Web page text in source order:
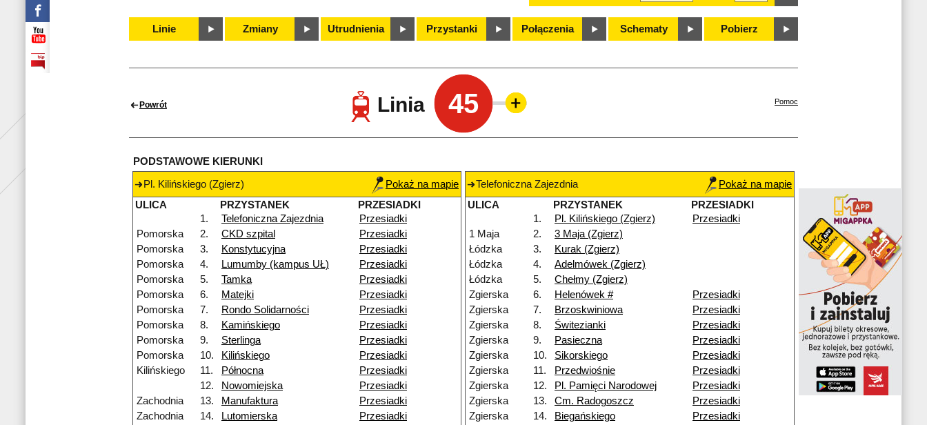
Linie Zmiany Utrudnienia Przystanki Połączenia Schematy Pobierz
Powrót Linia 45 Pomoc
PODSTAWOWE KIERUNKI
Pl. Kilińskiego (Zgierz)
Pokaż na mapie
ULICA
PRZYSTANEK
PRZESIADKI
1.
Telefoniczna Zajezdnia
Przesiadki
Pomorska
2. CKD szpital
Przesiadki
Pomorska
3. Konstytucyjna
Przesiadki
Pomorska
4. Lumumby (kampus UŁ)
Przesiadki
Pomorska
5. Tamka
Przesiadki
Pomorska
6. Matejki
Przesiadki
Pomorska
7. Rondo Solidarności
Przesiadki
Pomorska
8. Kamińskiego
Przesiadki
Pomorska
9. Sterlinga
Przesiadki
Pomorska
10. Kilińskiego
Przesiadki
Kilińskiego
11. Północna
Przesiadki
12.
Nowomiejska
Przesiadki
Zachodnia
13. Manufaktura
Przesiadki
Zachodnia
14. Lutomierska
Przesiadki
Telefoniczna Zajezdnia
Pokaż na mapie
ULICA
PRZYSTANEK
PRZESIADKI
1.
Pl. Kilińskiego (Zgierz)
Przesiadki
1 Maja
2.
3 Maja (Zgierz)
Łódzka
3.
Kurak (Zgierz)
Łódzka
4.
Adelmówek (Zgierz)
Łódzka
5.
Chełmy (Zgierz)
Zgierska
6. Helenówek #
Przesiadki
Zgierska
7. Brzoskwiniowa
Przesiadki
Zgierska
8. Świtezianki
Przesiadki
Zgierska
9. Pasieczna
Przesiadki
Zgierska
10. Sikorskiego
Przesiadki
Zgierska
11. Przedwiośnie
Przesiadki
Zgierska
12. Pl. Pamięci Narodowej
Przesiadki
Zgierska
13. Cm. Radogoszcz
Przesiadki
Zgierska
14. Biegańskiego
Przesiadki